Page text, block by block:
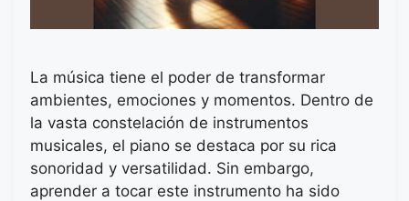
La música tiene el poder de transformar
ambientes, emociones y momentos. Dentro de
la vasta constelación de instrumentos
musicales, el piano se destaca por su rica
sonoridad y versatilidad. Sin embargo,
aprender a tocar este instrumento ha sido